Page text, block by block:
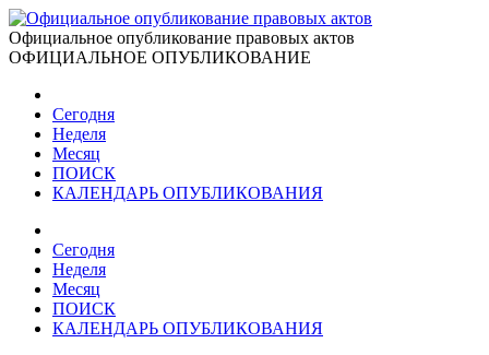
Официальное опубликование правовых актов
ОФИЦИАЛЬНОЕ ОПУБЛИКОВАНИЕ
Сегодня
Неделя
Месяц
ПОИСК
КАЛЕНДАРЬ ОПУБЛИКОВАНИЯ
Сегодня
Неделя
Месяц
ПОИСК
КАЛЕНДАРЬ ОПУБЛИКОВАНИЯ